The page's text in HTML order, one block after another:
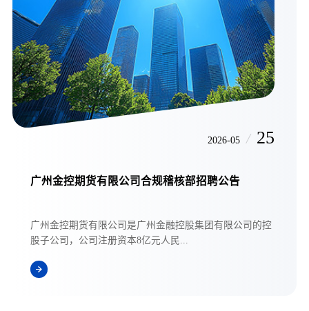
2026-05 / 25
广州金控期货有限公司合规稽核部招聘公告
广州金控期货有限公司是广州金融控股集团有限公司的控
股子公司，公司注册资本8亿元人民...